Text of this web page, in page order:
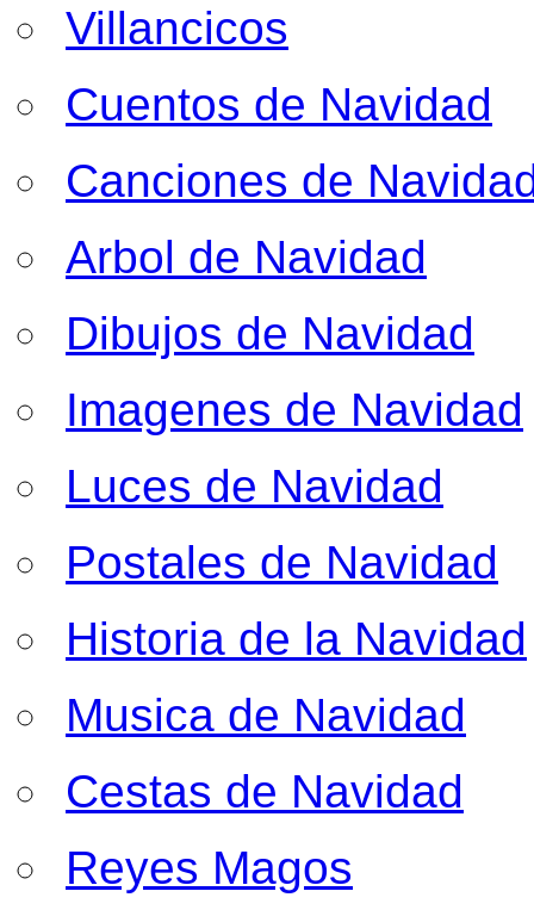
Villancicos
Cuentos de Navidad
Canciones de
Arbol de Navidad
Dibujos de Navidad
Imagenes de Navidad
Luces de Navidad
Postales de Navidad
Historia de la Navidad
Musica de Navidad
Cestas de Navidad
Reyes Magos